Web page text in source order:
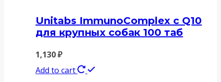
Unitabs ImmunoComplex с Q10
для крупных собак 100 таб
1,130₽
Add to cart